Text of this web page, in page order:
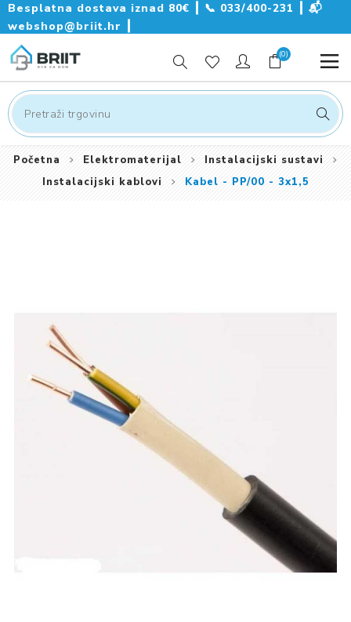
Besplatna dostava iznad 80€ ┃ 📞 033/400-231
📬
webshop@briit.hr
(0)
Početna Elektromaterijal
Instalacijski sustavi
Instalacijski kablovi
Kabel - PP/00 - 3x1,5